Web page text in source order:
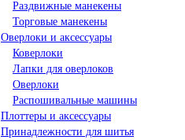
Раздвижные манекены
Торговые манекены
Оверлоки и аксессуары
Коверлоки
Лапки для оверлоков
Оверлоки
Распошивальные машины
Плоттеры и аксессуары
Принадлежности для шитья